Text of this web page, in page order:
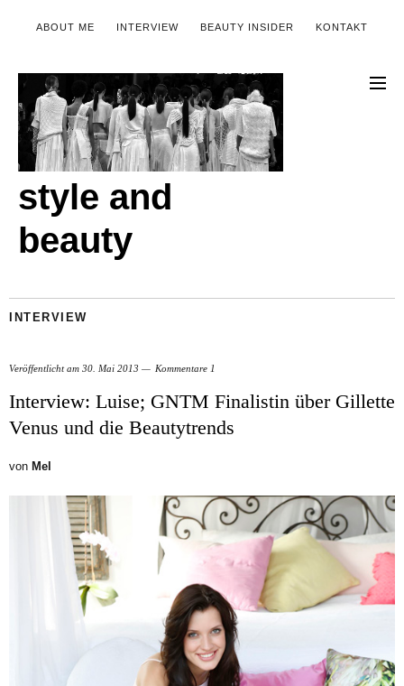
ABOUT ME INTERVIEW BEAUTY INSIDER KONTAKT
style and
beauty
INTERVIEW
Veröffentlicht am 30. Mai 2013 Kommentare 1
Interview: Luise; GNTM Finalistin über Gillette
Venus und die Beautytrends
von Mel